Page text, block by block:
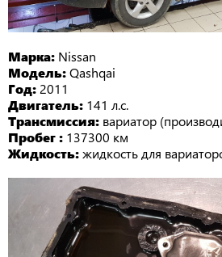
Марка: Nissan
Модель:Qashqai
Год: 2011
Двигатель: 141 л.с.
Трансмиссия: вариатор
Пробег : 137300 км
Жидкость:жидкость для